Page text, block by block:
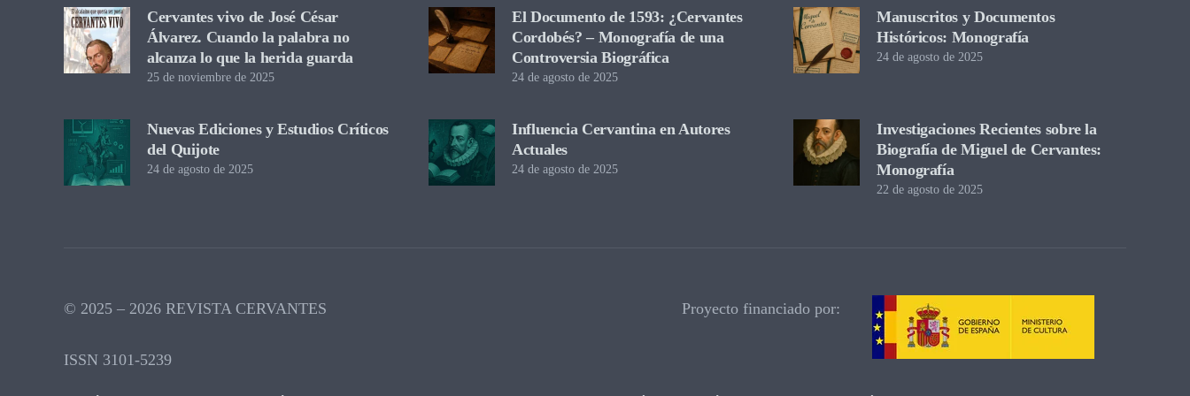
Cervantes vivo de José César
Álvarez. Cuando la palabra no
alcanza lo que la herida guarda
25 de noviembre de 2025
El Documento de 1593: ¿Cervantes
Cordobés? – Monografía de una
Controversia Biográfica
24 de agosto de 2025
Manuscritos y Documentos
Históricos: Monografía
24 de agosto de 2025
Nuevas Ediciones y Estudios Críticos
del Quijote
24 de agosto de 2025
Influencia Cervantina en Autores
Actuales
24 de agosto de 2025
Investigaciones Recientes sobre la
Biografía de Miguel de Cervantes:
Monografía
22 de agosto de 2025
© 2025 – 2026 REVISTA CERVANTES
ISSN 3101-5239
Proyecto financiado por: